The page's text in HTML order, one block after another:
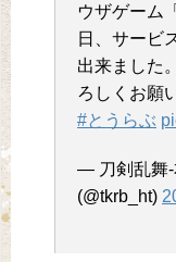
ウザゲーム
日、サービ
出来ました
ろしくお願
#とうらぶ
— 刀剣乱舞-
(@tkrb_ht)